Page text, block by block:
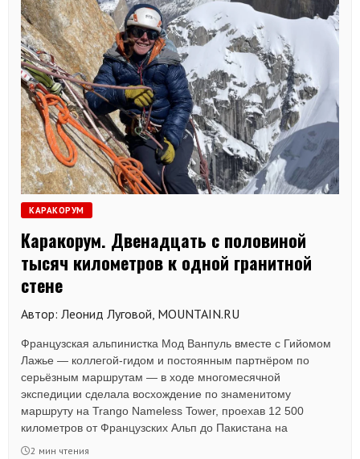
КАРАКОРУМ
Каракорум. Двенадцать с половиной
тысяч километров к одной гранитной
стене
Автор: Леонид Луговой, MOUNTAIN.RU
Французская альпинистка Мод Ванпуль вместе с Гийомом
Лажье — коллегой-гидом и постоянным партнёром по
серьёзным маршрутам — в ходе многомесячной
экспедиции сделала восхождение по знаменитому
маршруту на Trango Nameless Tower, проехав 12 500
километров от Французских Альп до Пакистана на
автомобиле.
2 мин чтения